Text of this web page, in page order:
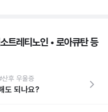
트레티노인 • 로아큐탄 등
산후 우울증
도 되나요?